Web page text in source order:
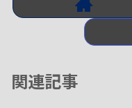
関連記事